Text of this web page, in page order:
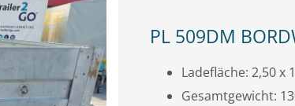
PL 509DM
Ladefläche: 2,50 x
Gesamtgewicht: